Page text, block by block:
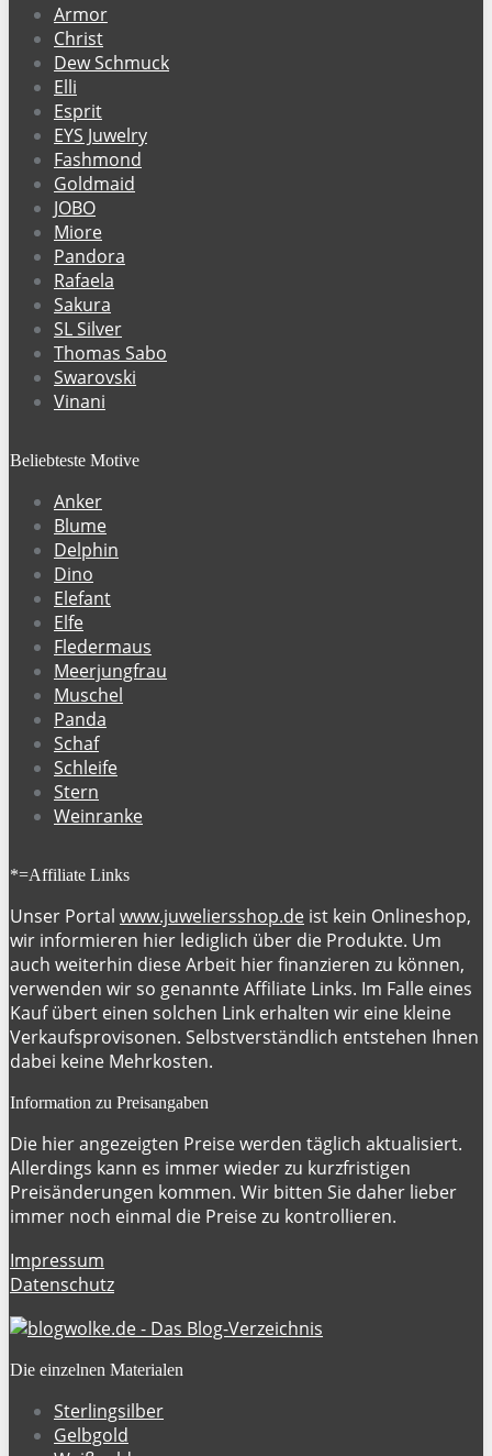
Armor
Christ
Dew Schmuck
Elli
Esprit
EYS Juwelry
Fashmond
Goldmaid
JOBO
Miore
Pandora
Rafaela
Sakura
SL Silver
Thomas Sabo
Swarovski
Vinani
Beliebteste Motive
Anker
Blume
Delphin
Dino
Elefant
Elfe
Fledermaus
Meerjungfrau
Muschel
Panda
Schaf
Schleife
Stern
Weinranke
*=Affiliate Links
Unser Portal www.juweliersshop.de ist kein Onlineshop,
wir informieren hier lediglich über die Produkte. Um
auch weiterhin diese Arbeit hier finanzieren zu können,
verwenden wir so genannte Affiliate Links. Im Falle eines
Kauf übert einen solchen Link erhalten wir eine kleine
Verkaufsprovisonen. Selbstverständlich entstehen Ihnen
dabei keine Mehrkosten.
Information zu Preisangaben
Die hier angezeigten Preise werden täglich aktualisiert.
Allerdings kann es immer wieder zu kurzfristigen
Preisänderungen kommen. Wir bitten Sie daher lieber
immer noch einmal die Preise zu kontrollieren.
Impressum
Datenschutz
Die einzelnen Materialen
Sterlingsilber
Gelbgold